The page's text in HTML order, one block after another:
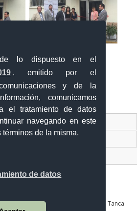
de lo dispuesto en el
, emitido por el
y de la
comunicamos
el tratamiento de datos
navegando en este
de la misma.
de datos
Ciudadano Digital
Esmeraldas y José Mascote Av. Juan Tanca